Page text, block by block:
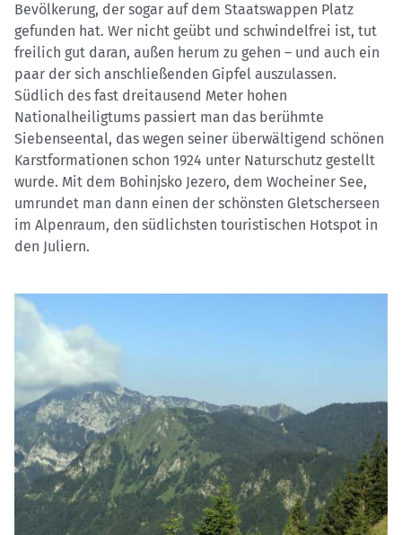
Bevölkerung, der sogar auf dem Staatswappen Platz
gefunden hat. Wer nicht geübt und schwindelfrei ist, tut
freilich gut daran, außen herum zu gehen – und auch ein
paar der sich anschließenden Gipfel auszulassen.
Südlich des fast dreitausend Meter hohen
Nationalheiligtums passiert man das berühmte
Siebenseental, das wegen seiner überwältigend schönen
Karstformationen schon 1924 unter Naturschutz gestellt
wurde. Mit dem Bohinjsko Jezero, dem Wocheiner See,
umrundet man dann einen der schönsten Gletscherseen
im Alpenraum, den südlichsten touristischen Hotspot in
den Juliern.